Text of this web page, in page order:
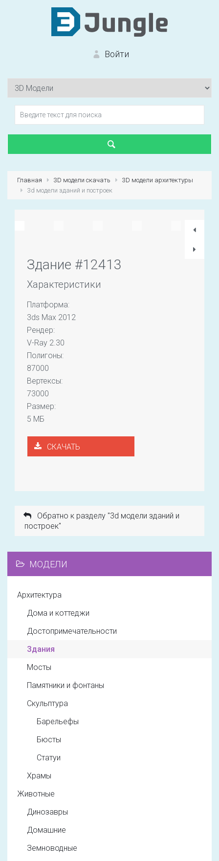
Войти
Зарегистрироваться
Главная 3D модели скачать
3D модели архитектуры
3d модели зданий и построек
Здание #12413
Характеристики
Платформа:
3ds Max 2012
Рендер:
V-Ray 2.30
Полигоны:
87000
Вертексы:
73000
Размер:
5 МБ
СКАЧАТЬ
Обратно к разделу "3d модели зданий и
построек"
МОДЕЛИ
Архитектура
Дома и коттеджи
Достопримечательности
Здания
Мосты
Памятники и фонтаны
Скульптура
Барельефы
Бюсты
Статуи
Храмы
Животные
Динозавры
Домашние
Земноводные